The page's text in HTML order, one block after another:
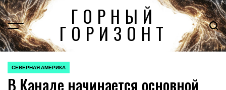
Перейти
к
содержимому
ГОРНЫЙ
ГОРИЗОНТ
ОПУБЛИКОВАНО
В
СЕВЕРНАЯ АМЕРИКА
В Канаде начинается основной